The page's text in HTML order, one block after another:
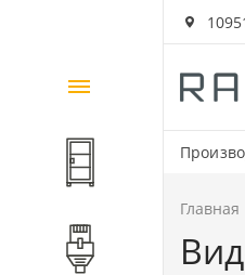
Каталог
товаров
Шкафы и
Компоненты
Главная